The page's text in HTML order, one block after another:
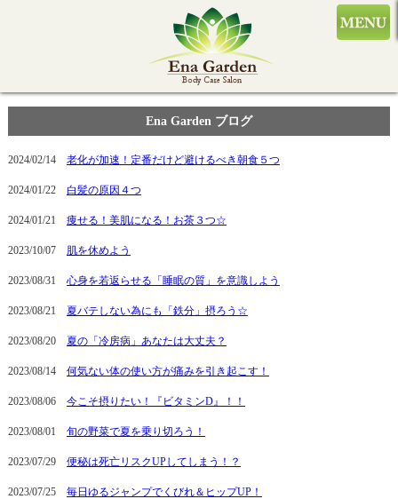
Ena Garden ブログ
2024/02/14 老化が加速！定番だけど避けるべき朝食５つ
2024/01/22 白髪の原因４つ
2024/01/21 痩せる！美肌になる！お茶３つ☆
2023/10/07 肌を休めよう
2023/08/31 心身を若返らせる「睡眠の質」を意識しよう
2023/08/21 夏バテしない為にも「鉄分」摂ろう☆
2023/08/20 夏の「冷房病」あなたは大丈夫？
2023/08/14 何気ない体の使い方が痛みを引き起こす！
2023/08/06 今こそ摂りたい！『ビタミンD』！！
2023/08/01 旬の野菜で夏を乗り切ろう！
2023/07/29 便秘は死亡リスクUPしてしまう！？
2023/07/25 毎日ゆるジャンプでくびれ＆ヒップUP！